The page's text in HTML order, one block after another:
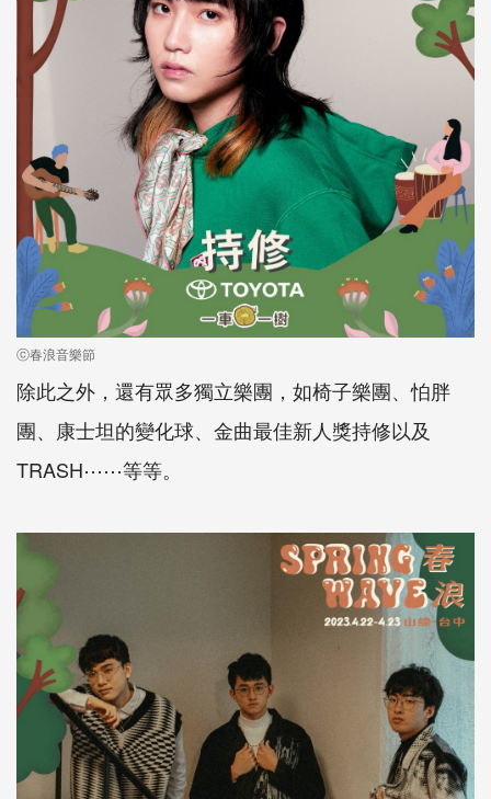
ⓒ春浪音樂節
除此之外，還有眾多獨立樂團，如椅子樂團、怕胖
團、康士坦的變化球、金曲最佳新人獎持修以及
TRASH⋯⋯等等。